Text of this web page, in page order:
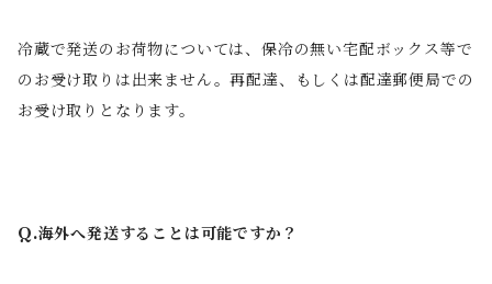
冷蔵で発送のお荷物については、保冷の無い宅配ボックス等で
のお受け取りは出来ません。再配達、もしくは配達郵便局での
お受け取りとなります。
Q.海外へ発送することは可能ですか？